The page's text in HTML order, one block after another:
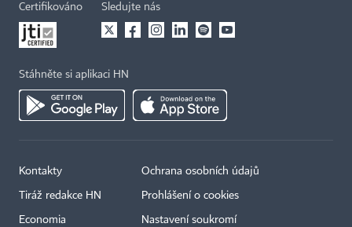
Certifikováno Sledujte nás
Stáhněte si aplikaci HN
Kontakty
Tiráž redakce HN
Economia
Ochrana osobních údajů
Prohlášení o cookies
Nastavení soukromí